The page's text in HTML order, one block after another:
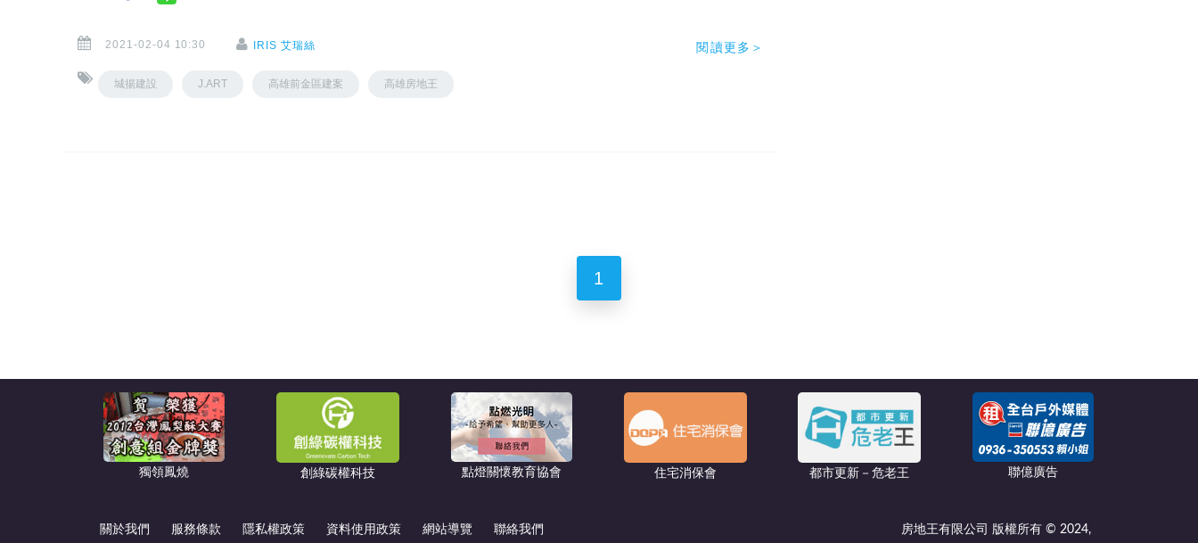
2021-02-04 10:30 IRIS 艾瑞絲
城揚建設 J.ART 高雄前金區建案 高雄房地王
閱讀更多＞
1
獨領鳳燒 創綠碳權科技 點燈關懷教育協會 住宅消保會 都市更新－危老王 聯億廣告
關於我們 服務條款 隱私權政策 資料使用政策 網站導覽 聯絡我們 房地王有限公司 版權所有 © 2024,